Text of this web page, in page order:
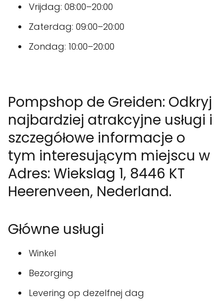
Vrijdag: 08:00–20:00
Zaterdag: 09:00–20:00
Zondag: 10:00–20:00
Pompshop de Greiden: Odkryj
najbardziej atrakcyjne usługi i
szczegółowe informacje o
tym interesującym miejscu w
Adres: Wiekslag 1, 8446 KT
Heerenveen, Nederland.
Główne usługi
Winkel
Bezorging
Levering op dezelfnej dag